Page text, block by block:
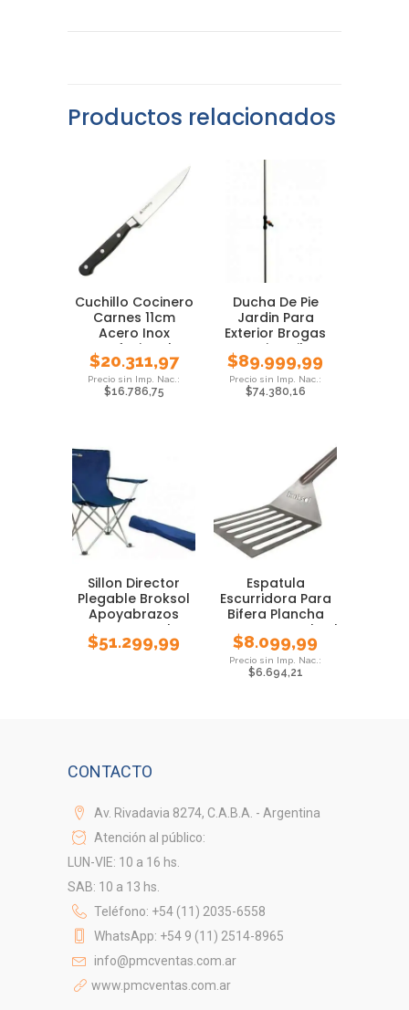
Productos relacionados
Cuchillo Cocinero
Carnes 11cm
Acero Inox
Profesional
Stolber
$20.311,97
$16.786,75
Ducha De Pie
Jardin Para
Exterior Brogas
Camping Pileta
$89.999,99
$74.380,16
Sillon Director
Plegable Broksol
Apoyabrazos
Posavaso Bolso
$51.299,99
Espatula
Escurridora Para
Bifera Plancha
Acero Inox Broksol
$8.099,99
$6.694,21
CONTACTO
Av. Rivadavia 8274, C.A.B.A. - Argentina
Atención al público:
LUN-VIE: 10 a 16 hs.
SAB: 10 a 13 hs.
Teléfono: +54 (11) 2035-6558
WhatsApp: +54 9 (11) 2514-8965
info@pmcventas.com.ar
www.pmcventas.com.ar